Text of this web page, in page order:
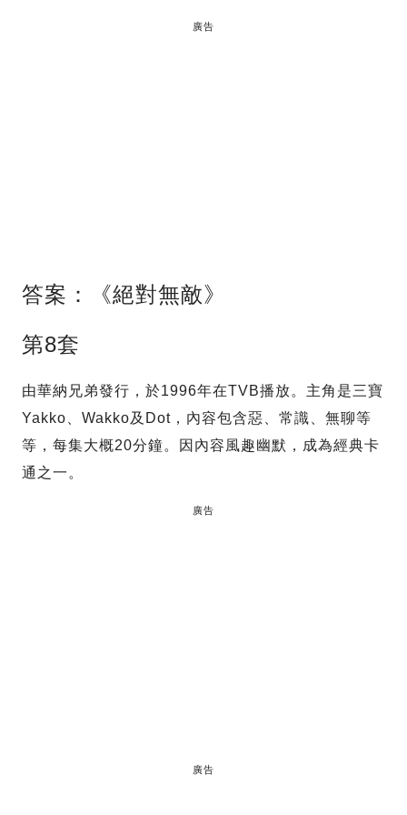
廣告
答案：《絕對無敵》
第8套
由華納兄弟發行，於1996年在TVB播放。主角是三寶
Yakko、Wakko及Dot，內容包含惡、常識、無聊等
等，每集大概20分鐘。因內容風趣幽默，成為經典卡
通之一。
廣告
廣告